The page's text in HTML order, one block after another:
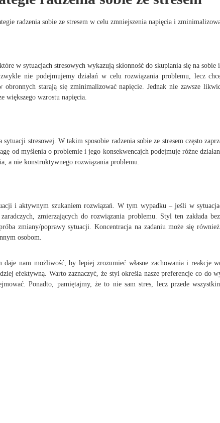
radzenia sobie ze stresem w celu zmniejszenia napięcia i
w sytuacjach stresowych wykazują skłonność do skupiania się na
nie podejmujemy działań w celu rozwiązania problemu, lecz
starają się zminimalizować napięcie. Jednak nie zawsze
większego wzrostu napięcia.
stresowej. W takim sposobie radzenia sobie ze stresem często
od myślenia o problemie i jego konsekwencajch podejmuje różne
a nie konstruktywnego rozwiązania problemu.
i aktywnym szukaniem rozwiązań. W tym wypadku – jeśli w
zmierzających do rozwiązania problemu. Styl ten zakłada
zmiany/poprawy sytuacji. Koncentracja na zadaniu może się
osobom.
daje nam możliwość, by lepiej zrozumieć własne zachowania i reakcje
efektywną. Warto zaznaczyć, że styl określa nasze preferencje co do
Ponadto, pamiętajmy, że to nie sam stres, lecz przede